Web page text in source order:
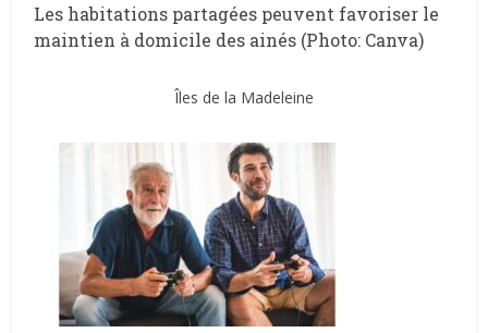
Les habitations partagées peuvent favoriser le
maintien à domicile des ainés (Photo: Canva)
Îles de la Madeleine